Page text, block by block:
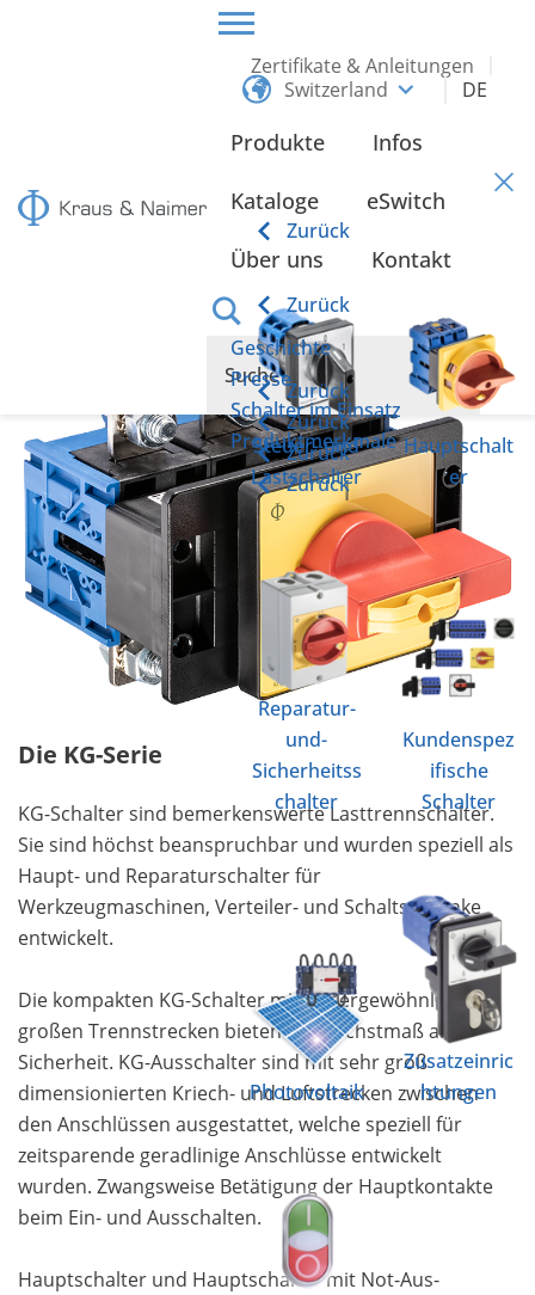
Zertifikate & Anleitungen
Switzerland
DE
Produkte
Zurück
Steuer- und
Lastschalter
Hauptschalt
er
Reparatur-
und-
Sicherheitss
chalter
Kundenspez
ifische
Schalter
Photovoltaik
Zusatzeinric
htungen
Infos
Kataloge eSwitch
Über uns
Zurück
Geschichte
Zurück
Presse
Zurück
Schalter im Einsatz
Zurück
Produktmerkmale
Zurück
Kontakt
HAUPTSCHALTER
bis 110 kW
Ringkabelschuhanschluss
Die KG-Serie
KG-Schalter sind bemerkenswerte Lasttrennschalter.
Sie sind höchst beanspruchbar und wurden speziell als
Haupt- und Reparaturschalter für
Werkzeugmaschinen, Verteiler- und Schaltschränke
entwickelt.
Die kompakten KG-Schalter mit außergewöhnlich
großen Trennstrecken bieten ein Höchstmaß an
Sicherheit. KG-Ausschalter sind mit sehr groß
dimensionierten Kriech- und Luftstrecken zwischen
den Anschlüssen ausgestattet, welche speziell für
zeitsparende geradlinige Anschlüsse entwickelt
wurden. Zwangsweise Betätigung der Hauptkontakte
beim Ein- und Ausschalten.
Hauptschalter und Hauptschalter mit Not-Aus-